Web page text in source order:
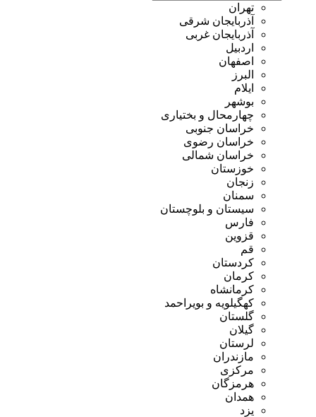
تهران
آذربایجان شرقی
آذربایجان غربی
اردبیل
اصفهان
البرز
ایلام
بوشهر
چهارمحال و بختیاری
خراسان جنوبی
خراسان رضوی
خراسان شمالی
خوزستان
زنجان
سمنان
سیستان و بلوچستان
فارس
قزوین
قم
کردستان
کرمان
کرمانشاه
کهگیلویه و بویراحمد
گلستان
گیلان
لرستان
مازندران
مرکزی
هرمزگان
همدان
یزد